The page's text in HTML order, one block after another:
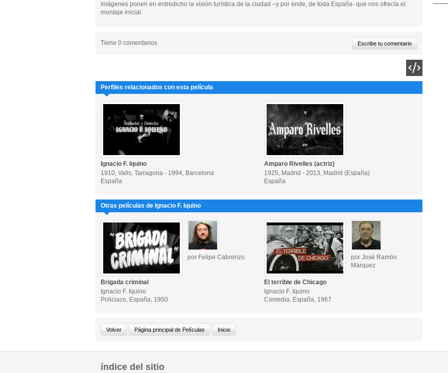
imágenes ponen en entredicho la visión turística de la ciudad –y por ende, de toda España- que nos ofrecía el
montaje inicial.
Tiene 0 comentarios
Perfiles relacionados con esta película
Ignacio F. Iquino
1910, Valls, Tarragona - 1994, Barcelona
España
Amparo Rivelles (actriz)
1925, Madrid - 2013, Madrid (España)
España
Otras películas de Ignacio F. Iquino
por Felipe Cabrerizo
Brigada criminal
Ignacio F. Iquino
Policiaco, España, 1950
por José Ramón
Márquez
El terrible de Chicago
Ignacio F. Iquino
Comedia, España, 1967
índice del sitio